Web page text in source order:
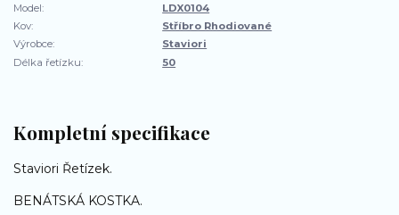
Model:
LDX0104
Kov:
Stříbro Rhodiované
Výrobce:
Staviori
Délka řetízku:
50
Kompletní specifikace
Staviori Řetízek.
BENÁTSKÁ KOSTKA.